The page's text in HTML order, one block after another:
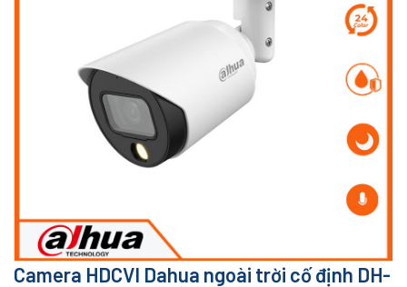
Camera HDCVI Dahua ngoài trời cố định DH-